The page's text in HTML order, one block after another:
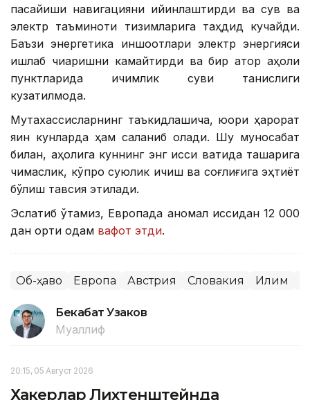
пасайиши навигацияни қийинлаштирди ва сув ва
электр таъминоти тизимларига таҳдид кучайди.
Баъзи энергетика иншоотлари электр энергияси
ишлаб чиқаришни камайтирди ва бир қатор аҳоли
пунктларида ичимлик суви танқислиги
кузатилмоқда.
Мутахассисларнинг таъкидлашича, юқори ҳарорат
яқин кунларда ҳам сақланиб қолади. Шу муносабат
билан, аҳолига куннинг энг иссиқ вақтида ташқарига
чиқмаслик, кўпроқ суюқлик ичиш ва соғлиғига эҳтиёт
бўлиш тавсия этилади.
Эслатиб ўтамиз, Европада аномал иссиқдан 12 000
дан ортиқ одам вафот этди.
Об-ҳаво Европа Австрия Словакия Иқлим
Бекабат Узаков
Муаллиф
20:15, 05 Август 2026
Хакерлар Лихтенштейнда